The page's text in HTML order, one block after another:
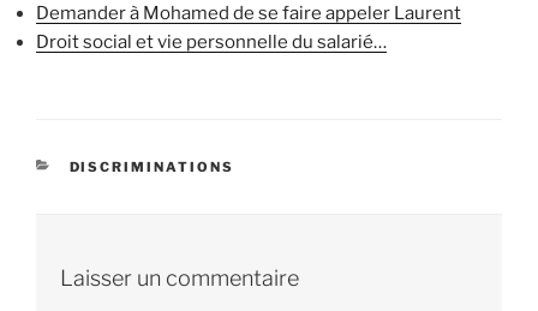
Demander à Mohamed de se faire appeler Laurent
Droit social et vie personnelle du salarié…
CATÉGORIES
DISCRIMINATIONS
Laisser un commentaire